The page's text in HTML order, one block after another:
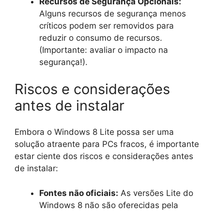
Alguns recursos de segurança menos
críticos podem ser removidos para
reduzir o consumo de recursos.
(Importante: avaliar o impacto na
segurança!).
Riscos e considerações
antes de instalar
Embora o Windows 8 Lite possa ser uma
solução atraente para PCs fracos, é importante
estar ciente dos riscos e considerações antes
de instalar:
Fontes não oficiais: As versões Lite do
Windows 8 não são oferecidas pela